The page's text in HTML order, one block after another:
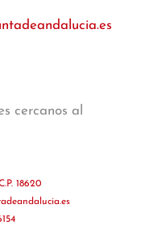
cercanos al
18620